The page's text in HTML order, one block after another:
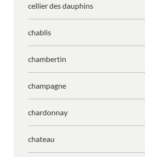
cellier des dauphins
chablis
chambertin
champagne
chardonnay
chateau